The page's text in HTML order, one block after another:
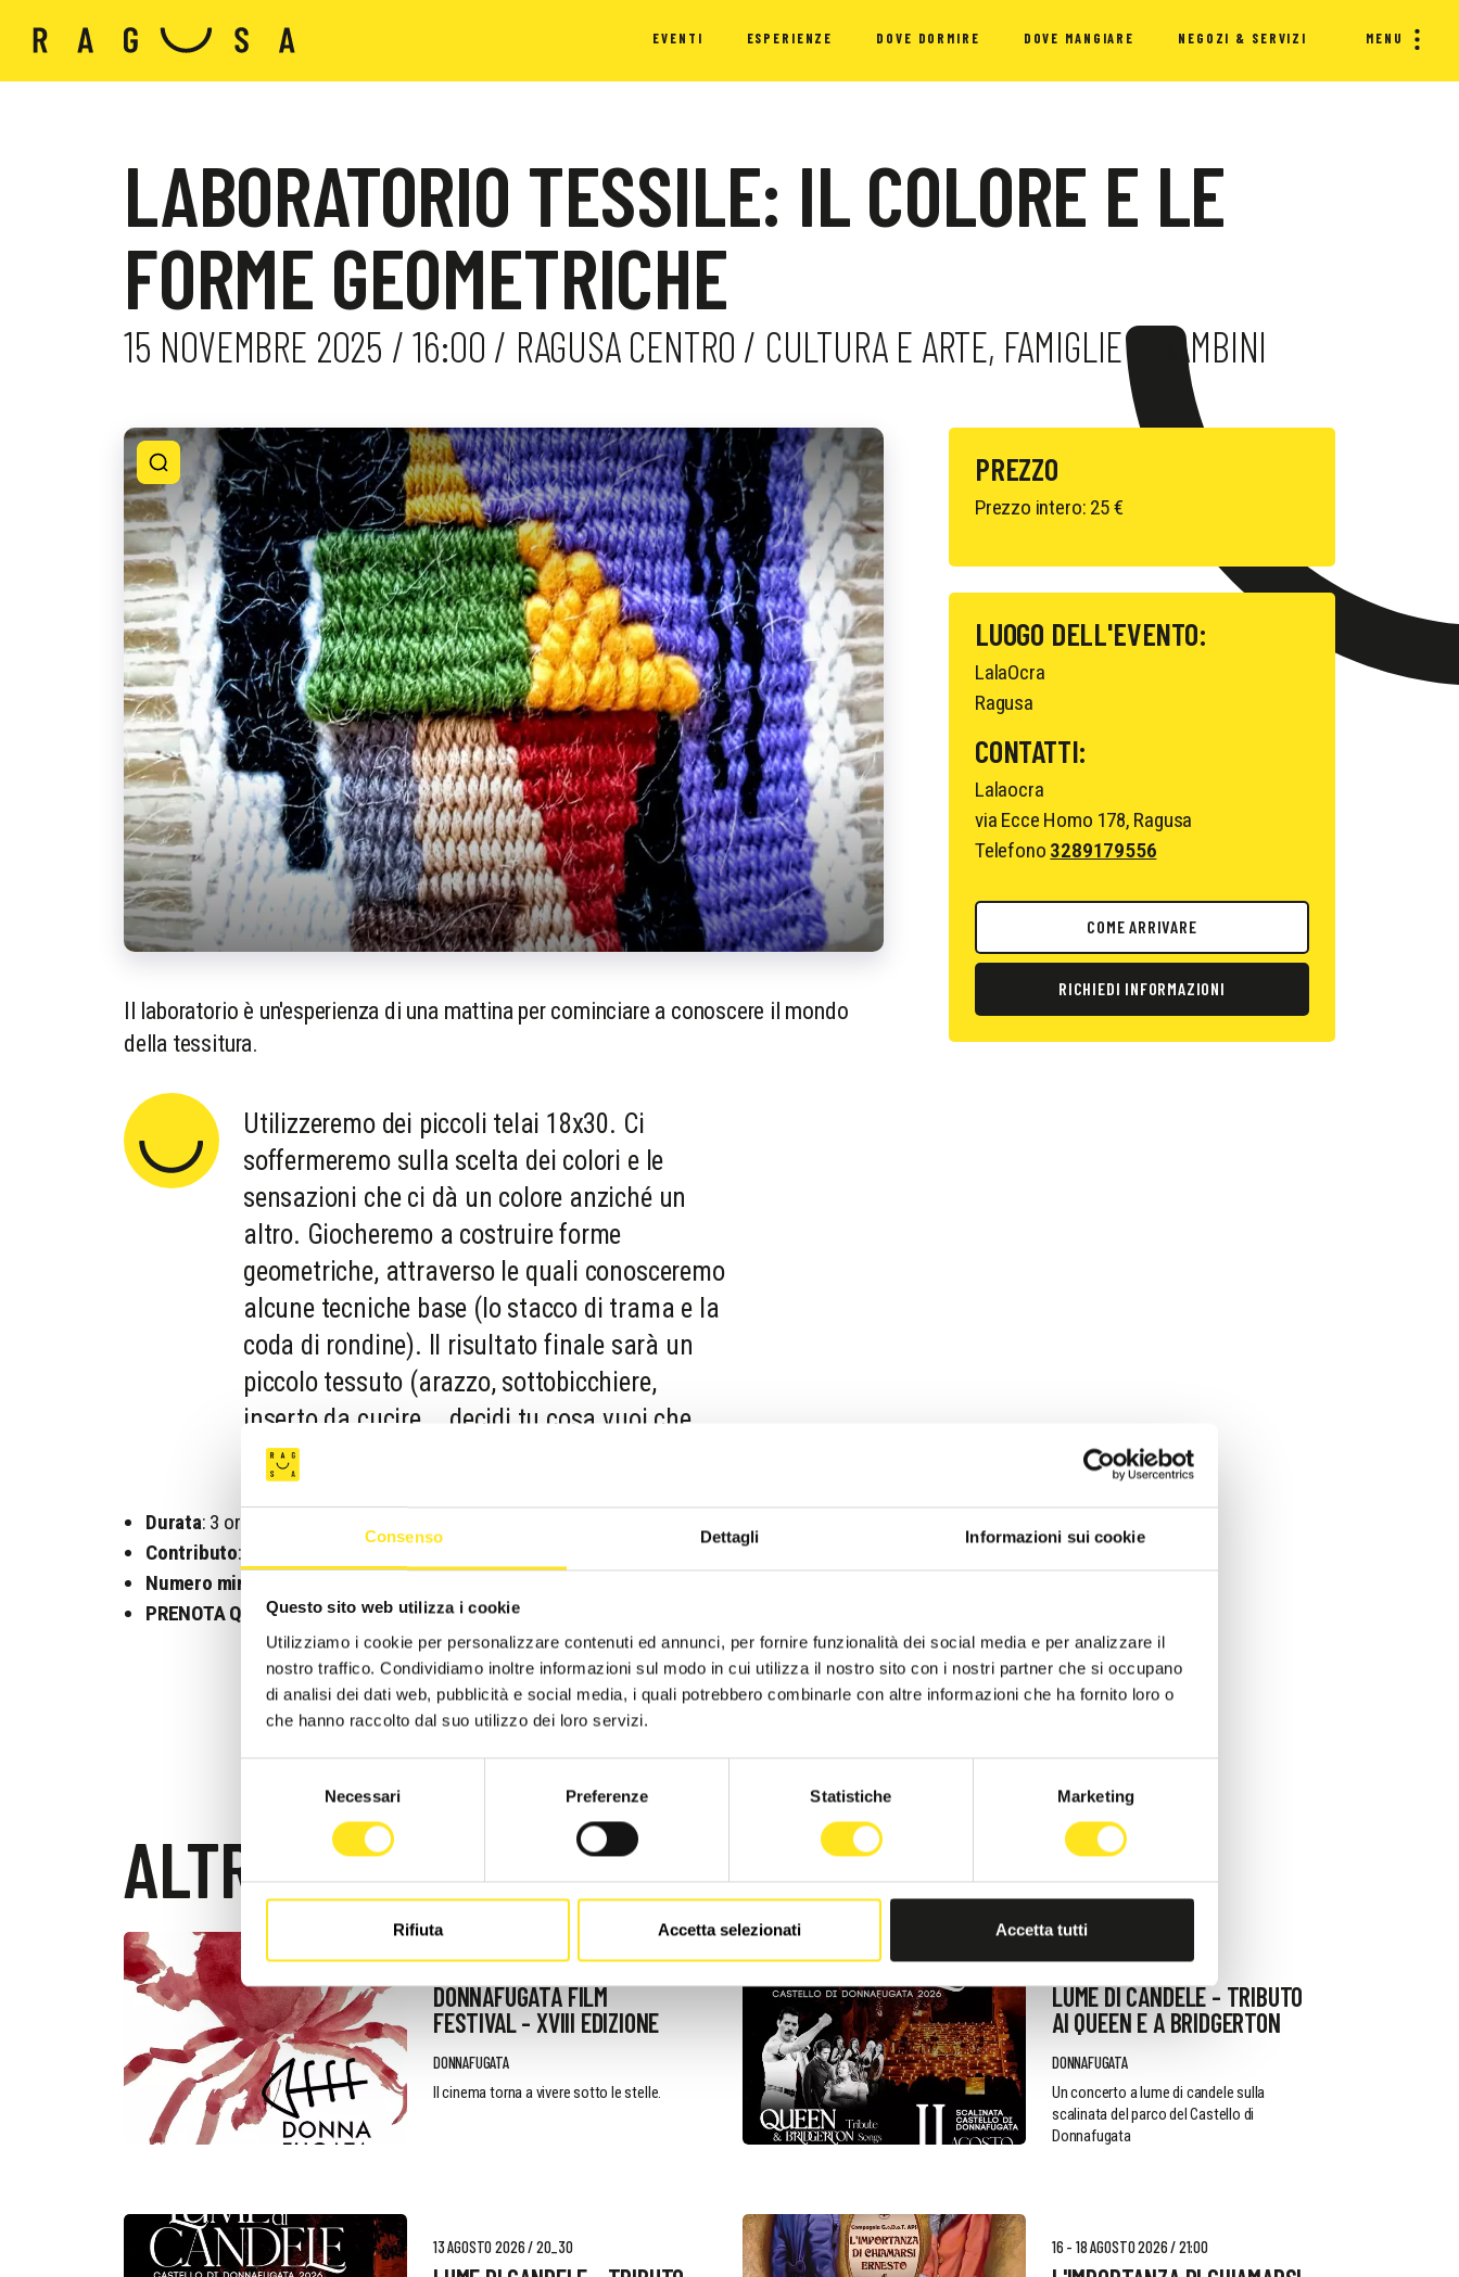
Consenso Dettagli Informazioni sui cookie
Questo sito web utilizza i cookie
Utilizziamo i cookie per personalizzare contenuti ed annunci, per fornire funzionalità dei social media e per analizzare il
nostro traffico. Condividiamo inoltre informazioni sul modo in cui utilizza il nostro sito con i nostri partner che si occupano
di analisi dei dati web, pubblicità e social media, i quali potrebbero combinarle con altre informazioni che ha fornito loro o
che hanno raccolto dal suo utilizzo dei loro servizi.
Necessari Preferenze Statistiche Marketing
Rifiuta Accetta selezionati Accetta tutti
EVENTI ESPERIENZE DOVE DORMIRE DOVE MANGIARE NEGOZI & SERVIZI MENU
LABORATORIO TESSILE: IL COLORE E LE
FORME GEOMETRICHE
15 NOVEMBRE 2025 / 16:00 / RAGUSA CENTRO / CULTURA E ARTE, FAMIGLIE E BAMBINI
PREZZO
Prezzo intero: 25 €
LUOGO DELL'EVENTO:
LalaOcra
Ragusa
CONTATTI:
Lalaocra
via Ecce Homo 178, Ragusa
Telefono 3289179556
COME ARRIVARE
RICHIEDI INFORMAZIONI
Il laboratorio è un'esperienza di una mattina per cominciare a conoscere il mondo
della tessitura.
Utilizzeremo dei piccoli telai 18x30. Ci
soffermeremo sulla scelta dei colori e le
sensazioni che ci dà un colore anziché un
altro. Giocheremo a costruire forme
geometriche, attraverso le quali conosceremo
alcune tecniche base (lo stacco di trama e la
coda di rondine). Il risultato finale sarà un
piccolo tessuto (arazzo, sottobicchiere,
inserto da cucire... decidi tu cosa vuoi che
sia!).
Durata: 3 ore
Contributo: 25 euro
Numero minimo partecipant
PRENOTA QUI
: ☎️ 3289179556
ALTRI EVENTI SIMILI
4 - 9 AGOSTO 2026
DONNAFUGATA FILM
FESTIVAL - XVIII EDIZIONE
DONNAFUGATA
Il cinema torna a vivere sotto le stelle.
11 AGOSTO 2026 / 20:30
LUME DI CANDELE - TRIBUTO
AI QUEEN E A BRIDGERTON
DONNAFUGATA
Un concerto a lume di candele sulla
scalinata del parco del Castello di
Donnafugata
13 AGOSTO 2026 / 20_30 16 - 18 AGOSTO 2026 / 21:00